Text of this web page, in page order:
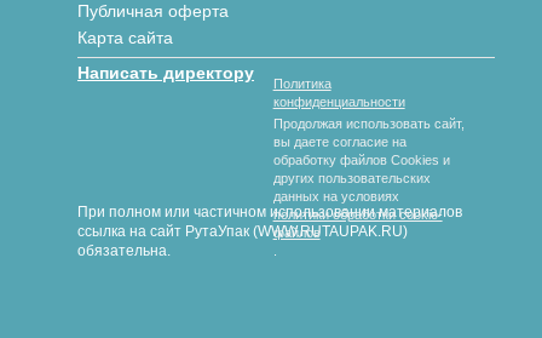
Публичная оферта
Карта сайта
Написать директору
При полном или частичном использовании материалов
ссылка на сайт РутаУпак (WWW.RUTAUPAK.RU)
обязательна.
Политика
конфиденциальности
Продолжая использовать сайт,
вы даете согласие на
обработку файлов Cookies и
других пользовательских
данных на условиях
политики обработки cookie-
файлов